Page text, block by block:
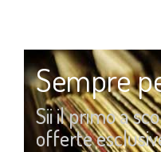
Sempre
Sii il primo a
offerte